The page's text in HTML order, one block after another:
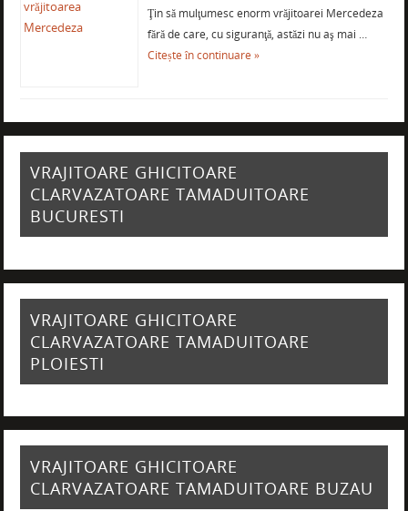
Ţin să mulţumesc enorm vrăjitoarei Mercedeza
fără de care, cu siguranţă, astăzi nu aş mai …
Citește în continuare »
VRAJITOARE GHICITOARE
CLARVAZATOARE TAMADUITOARE
BUCURESTI
VRAJITOARE GHICITOARE
CLARVAZATOARE TAMADUITOARE
PLOIESTI
VRAJITOARE GHICITOARE
CLARVAZATOARE TAMADUITOARE BUZAU